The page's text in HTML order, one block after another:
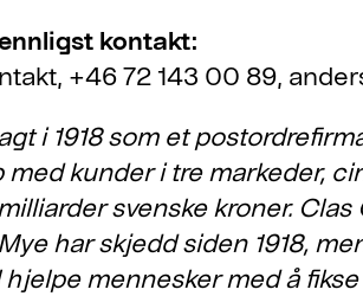
kontakt:
+46 72 143 00 89,
i 1918 som et
kunder i tre markeder,
svenske kroner.
har skjedd siden 1918,
mennesker med å